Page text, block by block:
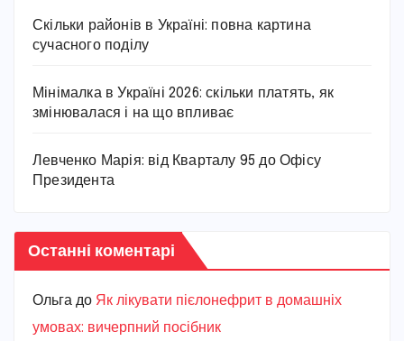
Скільки районів в Україні: повна картина
сучасного поділу
Мінімалка в Україні 2026: скільки платять, як
змінювалася і на що впливає
Левченко Марія: від Кварталу 95 до Офісу
Президента
Останні коментарі
Ольга до Як лікувати пієлонефрит в домашніх
умовах: вичерпний посібник